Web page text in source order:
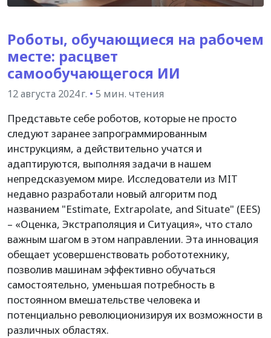
Роботы, обучающиеся на рабочем
месте: расцвет
самообучающегося ИИ
12 августа 2024 г. • 5 мин. чтения
Представьте себе роботов, которые не просто
следуют заранее запрограммированным
инструкциям, а действительно учатся и
адаптируются, выполняя задачи в нашем
непредсказуемом мире. Исследователи из MIT
недавно разработали новый алгоритм под
названием "Estimate, Extrapolate, and Situate" (EES)
– «Оценка, Экстраполяция и Ситуация», что стало
важным шагом в этом направлении. Эта инновация
обещает усовершенствовать робототехнику,
позволив машинам эффективно обучаться
самостоятельно, уменьшая потребность в
постоянном вмешательстве человека и
потенциально революционизируя их возможности в
различных областях.